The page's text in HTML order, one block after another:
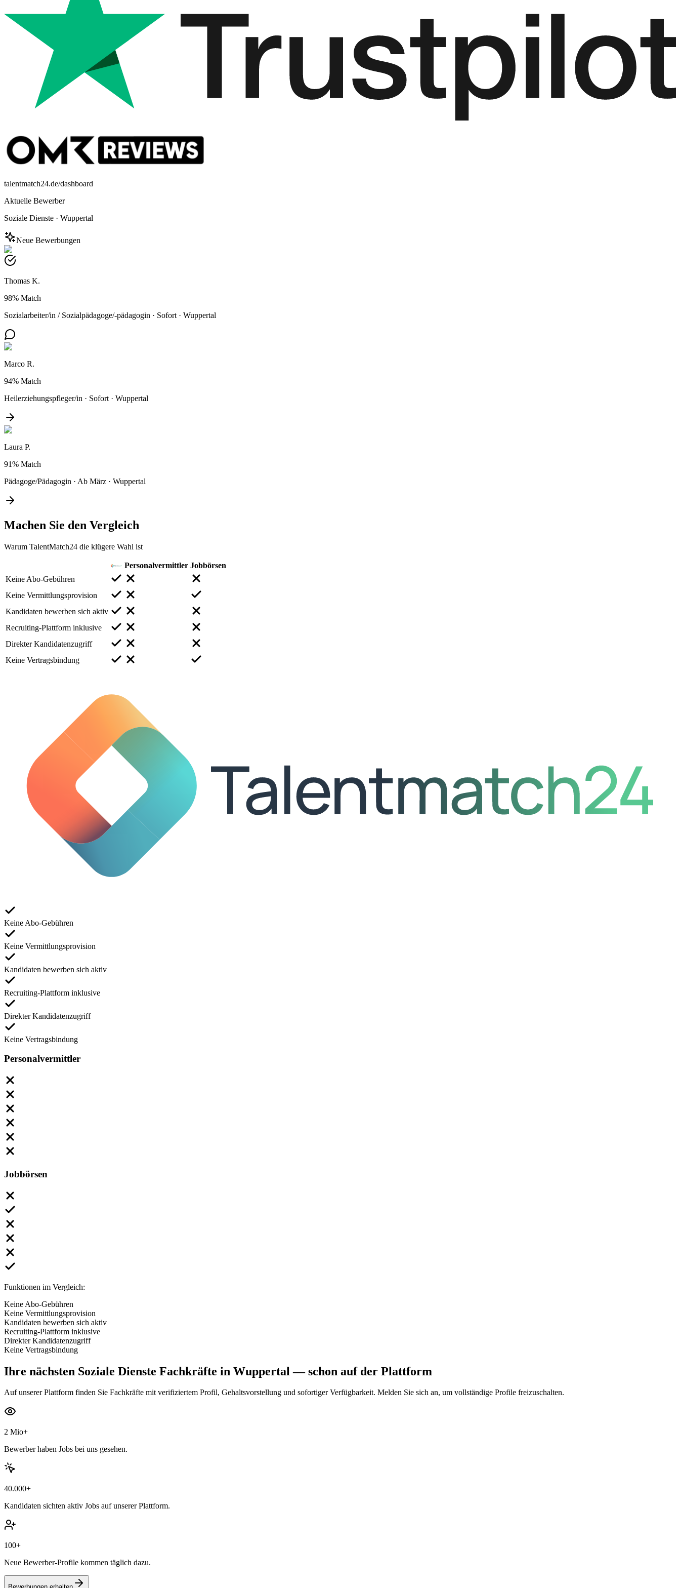
talentmatch24.de/dashboard
Aktuelle Bewerber
Soziale Dienste · Wuppertal
Neue Bewerbungen
Thomas K.
98% Match
Sozialarbeiter/in / Sozialpädagoge/-pädagogin · Sofort · Wuppertal
Marco R.
94% Match
Heilerziehungspfleger/in · Sofort · Wuppertal
Laura P.
91% Match
Pädagoge/Pädagogin · Ab März · Wuppertal
Machen Sie den Vergleich
Warum TalentMatch24 die klügere Wahl ist
Personalvermittler Jobbörsen
Keine Abo-Gebühren
Keine Vermittlungsprovision
Kandidaten bewerben sich aktiv
Recruiting-Plattform inklusive
Direkter Kandidatenzugriff
Keine Vertragsbindung
Keine Abo-Gebühren
Keine Vermittlungsprovision
Kandidaten bewerben sich aktiv
Recruiting-Plattform inklusive
Direkter Kandidatenzugriff
Keine Vertragsbindung
Personalvermittler
Jobbörsen
Funktionen im Vergleich:
Keine Abo-Gebühren
Keine Vermittlungsprovision
Kandidaten bewerben sich aktiv
Recruiting-Plattform inklusive
Direkter Kandidatenzugriff
Keine Vertragsbindung
Ihre nächsten Soziale Dienste Fachkräfte in Wuppertal — schon auf der Plattform
Auf unserer Plattform finden Sie Fachkräfte mit verifiziertem Profil, Gehaltsvorstellung und sofortiger Verfügbarkeit. Melden Sie sich an, um vollständige Profile freizuschalten.
2 Mio+
Bewerber haben Jobs bei uns gesehen.
40.000+
Kandidaten sichten aktiv Jobs auf unserer Plattform.
100+
Neue Bewerber-Profile kommen täglich dazu.